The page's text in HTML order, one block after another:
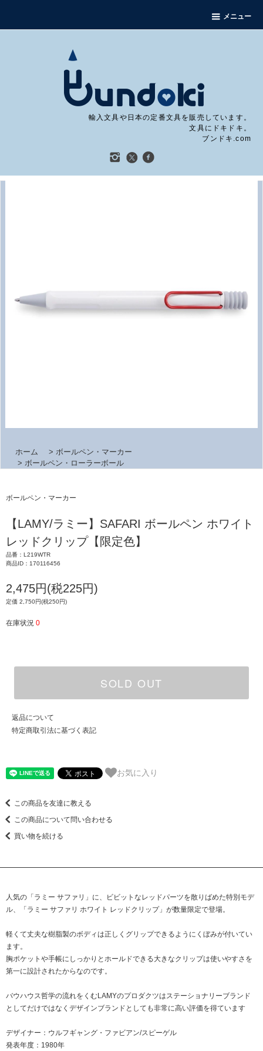
メニュー
輸入文具や日本の定番文具を販売しています。
文具にドキドキ。
ブンドキ.com
ホーム > ボールペン・マーカー
> ボールペン・ローラーボール
ボールペン・マーカー
【LAMY/ラミー】SAFARI ボールペン ホワイト
レッドクリップ【限定色】
品番：L219WTR
商品ID：170116456
2,475円(税225円)
定価 2,750円(税250円)
在庫状況 0
SOLD OUT
返品について
特定商取引法に基づく表記
お気に入り
この商品を友達に教える
この商品について問い合わせる
買い物を続ける
人気の「ラミー サファリ」に、ビビットなレッドパーツを散りばめた特別モデ
ル、「ラミー サファリ ホワイト レッドクリップ」が数量限定で登場。
軽くて丈夫な樹脂製のボディは正しくグリップできるようにくぼみが付いてい
ます。
胸ポケットや手帳にしっかりとホールドできる大きなクリップは使いやすさを
第一に設計されたからなのです。
バウハウス哲学の流れをくむLAMYのプロダクツはステーショナリーブランド
としてだけではなくデザインブランドとしても非常に高い評価を得ています
デザイナー：ウルフギャング・ファビアン/スピーゲル
発表年度：1980年